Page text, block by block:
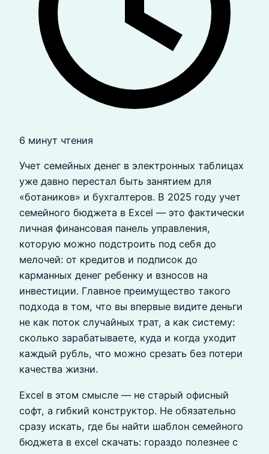
6 минут чтения
Учет семейных денег в электронных таблицах
уже давно перестал быть занятием для
«ботаников» и бухгалтеров. В 2025 году учет
семейного бюджета в Excel — это фактически
личная финансовая панель управления,
которую можно подстроить под себя до
мелочей: от кредитов и подписок до
карманных денег ребенку и взносов на
инвестиции. Главное преимущество такого
подхода в том, что вы впервые видите деньги
не как поток случайных трат, а как систему:
сколько зарабатываете, куда и когда уходит
каждый рубль, что можно срезать без потери
качества жизни.
Excel в этом смысле — не старый офисный
софт, а гибкий конструктор. Не обязательно
сразу искать, где бы найти шаблон семейного
бюджета в excel скачать: гораздо полезнее с